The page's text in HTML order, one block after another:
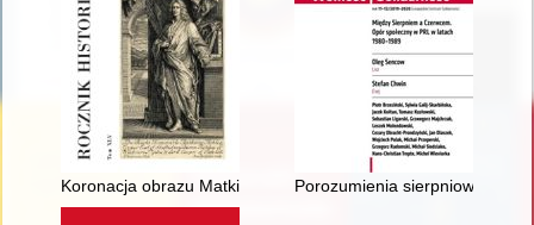
Koronacja obrazu Matki Boskiej Pocieszenia w kościele
Porozumienia sierpniowe :